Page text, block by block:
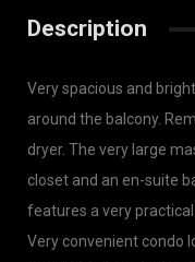
Description
Very spacious and
around the balcony.
dryer. The very large
closet and an en-suite
features a very
Very convenient condo